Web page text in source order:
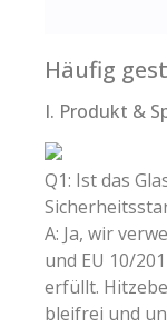
Häufig
I. Produkt &
Q1: Ist das
A: Ja, wir
und EU 10/
erfüllt.
bleifrei und